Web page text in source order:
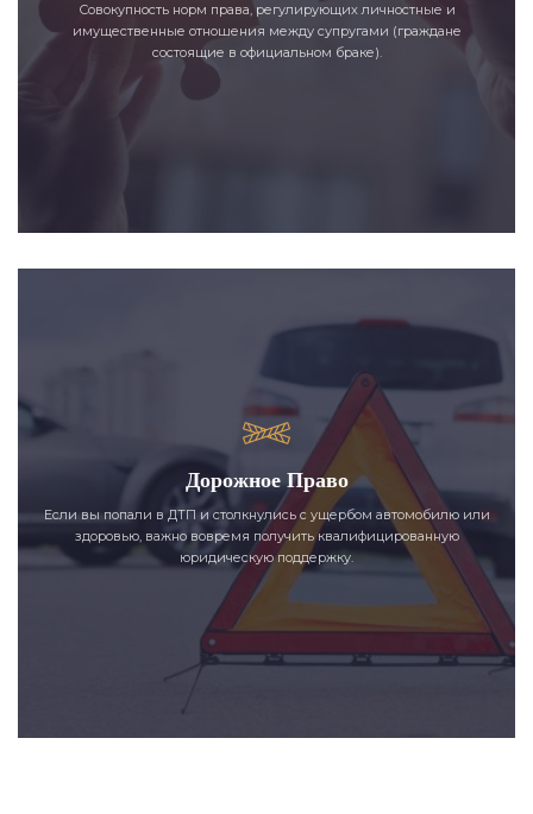
Совокупность норм права, регулирующих личностные и
имущественные отношения между супругами (граждане
состоящие в официальном браке).
Дорожное Право
Если вы попали в ДТП и столкнулись с ущербом автомобилю или
здоровью, важно вовремя получить квалифицированную
юридическую поддержку.